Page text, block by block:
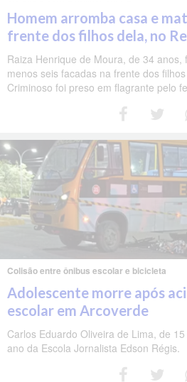
Homem arromba casa e
frente dos filhos dela, no
Raiza Henrique de Moura, de 34 anos,
menos seis facadas na frente dos
Criminoso foi preso em flagrante pelo
Colisão entre ônibus escolar e bicicleta
Adolescente morre após
escolar em Arcoverde
Carlos Eduardo Oliveira de Lima, de
ano da Escola Jornalista Edson Régis.